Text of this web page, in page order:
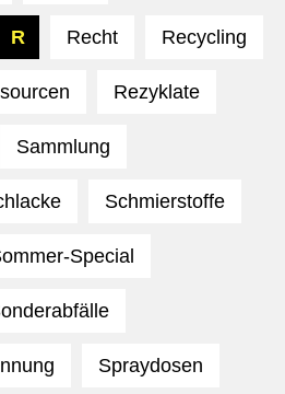
R Recht Recycling
Rezyklate
Sammlung
Schmierstoffe
Special
Spraydosen